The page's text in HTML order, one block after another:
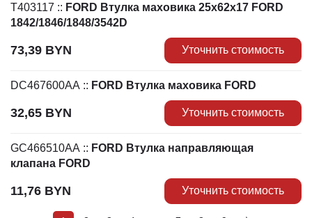
T403117 :: FORD Втулка маховика 25х62х17 FORD
1842/1846/1848/3542D
73,39 BYN Уточнить стоимость
DC467600AA :: FORD Втулка маховика FORD
32,65 BYN Уточнить стоимость
GC466510AA :: FORD Втулка направляющая
клапана FORD
11,76 BYN Уточнить стоимость